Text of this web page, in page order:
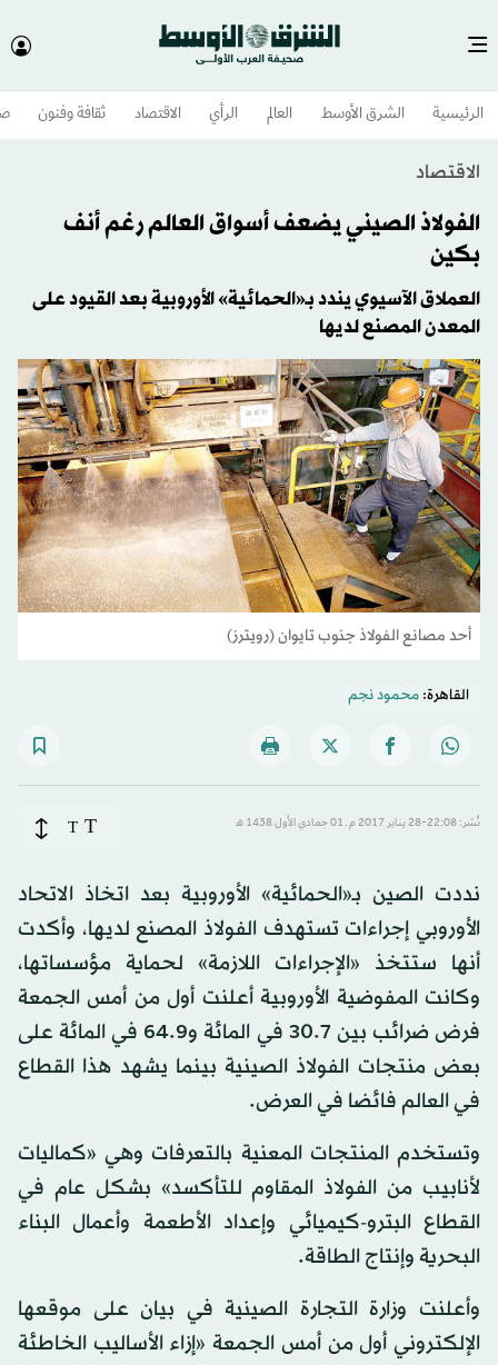
الرئيسية الشرق الأوسط​ العالم الرأي الاقتصاد ثقافة وفنون
الاقتصاد
الفولاذ الصيني يضعف أسواق العالم رغم أنف
بكين
العملاق الآسيوي يندد بـ«الحمائية» الأوروبية بعد القيود على
المعدن المصنع لديها
أحد مصانع الفولاذ جنوب تايوان (رويترز)
القاهرة:محمود نجم
نُشر: 22:08-28 يناير 2017 م ـ 01 جمادي الأول 1438 هـ T
T
نددت الصين بـ«الحمائية» الأوروبية بعد اتخاذ الاتحاد
الأوروبي إجراءات تستهدف الفولاذ المصنع لديها، وأكدت
أنها ستتخذ «الإجراءات اللازمة» لحماية مؤسساتها،
وكانت المفوضية الأوروبية أعلنت أول من أمس الجمعة
فرض ضرائب بين 30.7 في المائة و64.9 في المائة على
بعض منتجات الفولاذ الصينية بينما يشهد هذا القطاع
في العالم فائضا في العرض.
وتستخدم المنتجات المعنية بالتعرفات وهي «كماليات
لأنابيب من الفولاذ المقاوم للتأكسد» بشكل عام في
القطاع البترو-كيميائي وإعداد الأطعمة وأعمال البناء
البحرية وإنتاج الطاقة.
وأعلنت وزارة التجارة الصينية في بيان على موقعها
الإلكتروني أول من أمس الجمعة «إزاء الأساليب الخاطئة